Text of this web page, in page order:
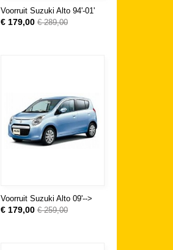
Voorruit Suzuki Alto 94'-01'
€ 179,00 € 289,00
Voorruit Suzuki Alto 09'-->
€ 179,00 € 259,00